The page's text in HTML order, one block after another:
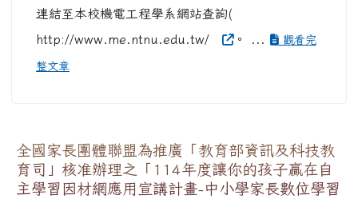
連結至本校機電工程學系網站查詢(
http://www.me.ntnu.edu.tw/
。 ... 觀看完
整文章
全國家長團體聯盟為推廣「教育部資訊及科技教
育司」核准辦理之「114年度讓你的孩子贏在自
主學習因材網應用宣講計畫-中小學家長數位學習